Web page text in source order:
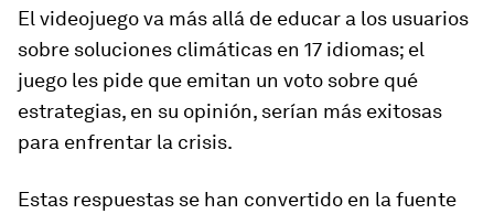
El videojuego va más allá de educar a los usuarios
sobre soluciones climáticas en 17 idiomas; el
juego les pide que emitan un voto sobre qué
estrategias, en su opinión, serían más exitosas
para enfrentar la crisis.
Estas respuestas se han convertido en la fuente